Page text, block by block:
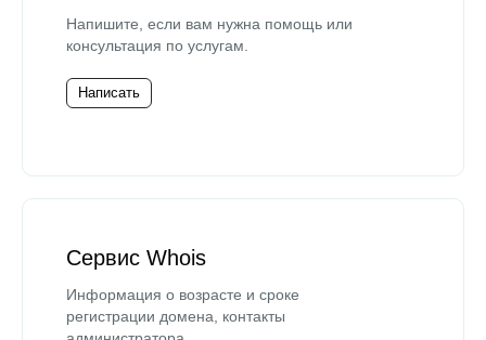
Напишите, если вам нужна помощь или
консультация по услугам.
Написать
Сервис Whois
Информация о возрасте и сроке
регистрации домена, контакты